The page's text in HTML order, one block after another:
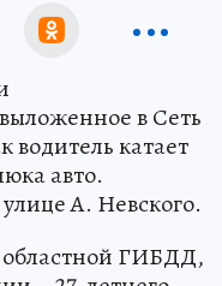
в Сеть
водитель катает
авто.
А. Невского.
областной ГИБДД,